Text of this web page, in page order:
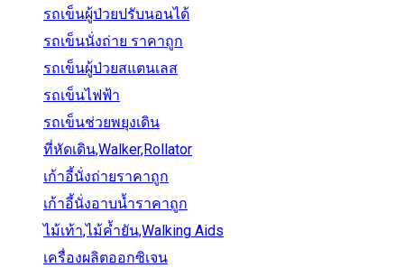
รถเข็นผู้ป่วยปรับนอนได้
รถเข็นนั่งถ่าย ราคาถูก
รถเข็นผู้ป่วยสแตนเลส
รถเข็นไฟฟ้า
รถเข็นช่วยพยุงเดิน
ที่หัดเดิน,Walker,Rollator
เก้าอี้นั่งถ่ายราคาถูก
เก้าอี้นั่งอาบน้ำราคาถูก
ไม้เท้า,ไม้ค้ำยัน,Walking Aids
เครื่องผลิตออกซิเจน